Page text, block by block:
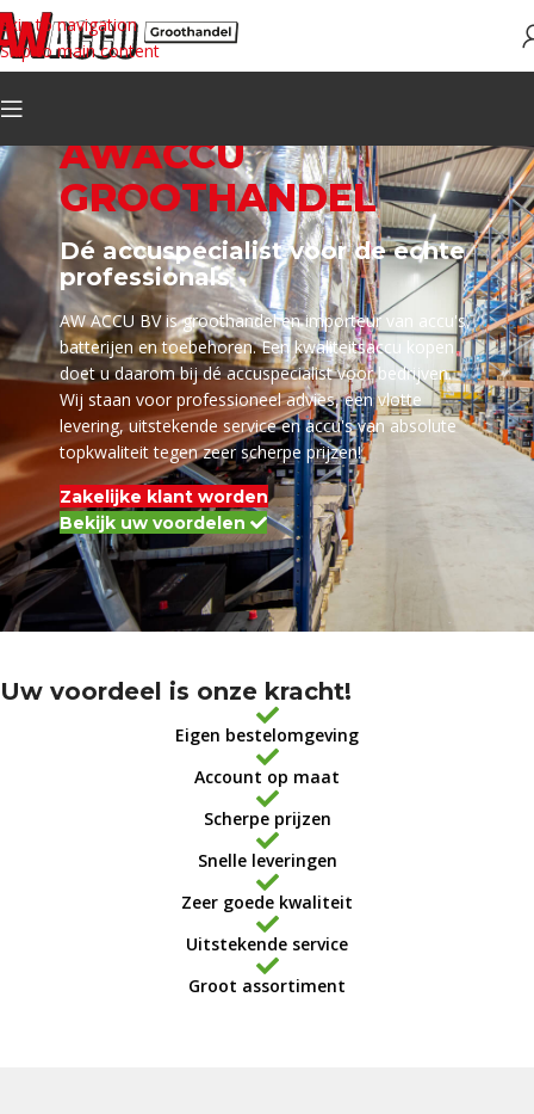
Skip to navigation
Skip to main content
AWACCU
GROOTHANDEL
Dé accuspecialist voor de echte
professionals
AW ACCU BV is groothandel en importeur van accu's,
batterijen en toebehoren. Een kwaliteitsaccu kopen
doet u daarom bij dé accuspecialist voor bedrijven.
Wij staan voor professioneel advies, een vlotte
levering, uitstekende service en accu's van absolute
topkwaliteit tegen zeer scherpe prijzen!
Zakelijke klant worden
Bekijk uw voordelen
Uw voordeel is onze kracht!
Eigen bestelomgeving
Account op maat
Scherpe prijzen
Snelle leveringen
Zeer goede kwaliteit
Uitstekende service
Groot assortiment